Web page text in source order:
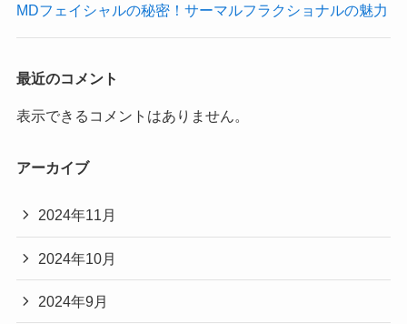
MDフェイシャルの秘密！サーマルフラクショナルの魅力
最近のコメント
表示できるコメントはありません。
アーカイブ
2024年11月
2024年10月
2024年9月